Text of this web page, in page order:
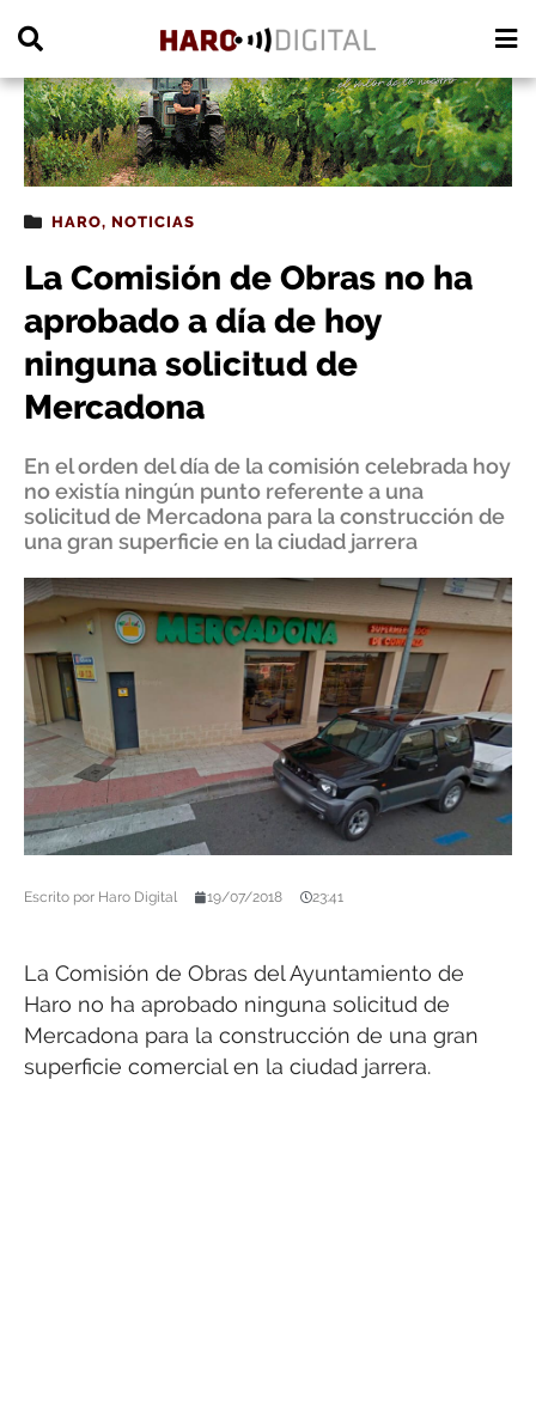
HARO, NOTICIAS
La Comisión de Obras no ha
aprobado a día de hoy
ninguna solicitud de
Mercadona
En el orden del día de la comisión celebrada hoy
no existía ningún punto referente a una
solicitud de Mercadona para la construcción de
una gran superficie en la ciudad jarrera
Escrito por Haro Digital 19/07/2018 23:41
La Comisión de Obras del Ayuntamiento de
Haro no ha aprobado ninguna solicitud de
Mercadona para la construcción de una gran
superficie comercial en la ciudad jarrera.